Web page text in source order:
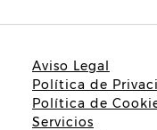
Aviso Legal
Política de
Política de
Servicios